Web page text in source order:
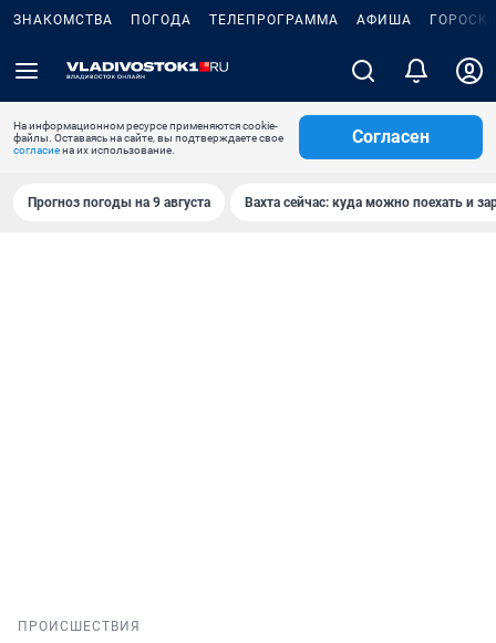
ЗНАКОМСТВА ПОГОДА ТЕЛЕПРОГРАММА АФИША
На информационном ресурсе применяются cookie-
файлы. Оставаясь на сайте, вы подтверждаете свое
согласиена их использование.
Согласен
Прогноз погоды на 9 августа Вахта сейчас: куда можно поехать и
ПРОИСШЕСТВИЯ